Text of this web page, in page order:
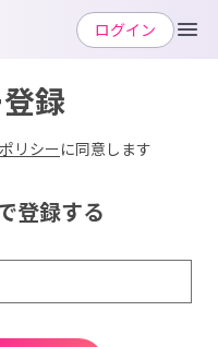
録
リシーに同意します
登録する
ログイン